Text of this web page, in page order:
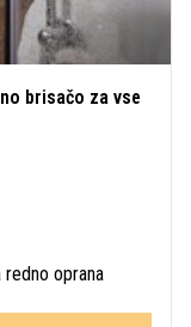
brisačo za vse
oprana